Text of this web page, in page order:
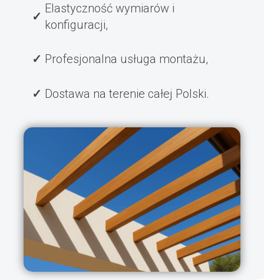
Elastyczność wymiarów i
konfiguracji,
Profesjonalna usługa montażu,
Dostawa na terenie całej Polski.